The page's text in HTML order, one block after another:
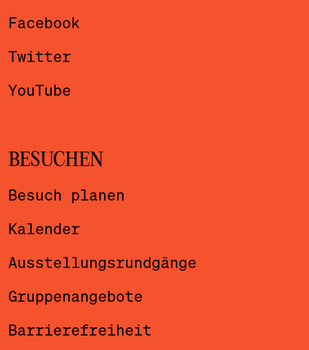
Facebook
Twitter
YouTube
BESUCHEN
Besuch planen
Kalender
Ausstellungsrundgänge
Gruppenangebote
Barrierefreiheit